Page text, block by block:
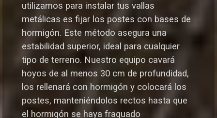
utilizamos para instalar tus vallas
metálicas es fijar los postes con bases de
hormigón. Este método asegura una
estabilidad superior, ideal para cualquier
tipo de terreno. Nuestro equipo cavará
hoyos de al menos 30 cm de profundidad,
los rellenará con hormigón y colocará los
postes, manteniéndolos rectos hasta que
el hormigón se haya fraguado